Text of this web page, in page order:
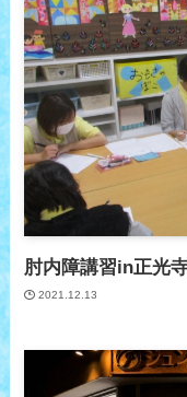
肘内障講習in正光
2021.12.13